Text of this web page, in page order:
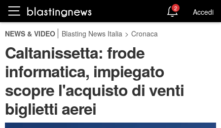
2 Accedi
NEWS & VIDEO Blasting News Italia > Cronaca
Caltanissetta: frode
informatica, impiegato
scopre l'acquisto di venti
biglietti aerei